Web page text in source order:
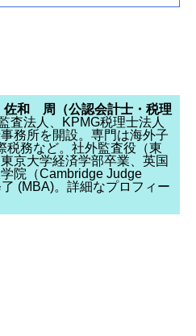
佐和 周（公認会計士・税理
査法人、KPMG税理士法人
務所を開設。専門は海外子
税務など。社外監査役（東
京大学経済学部卒業、英国
院（Cambridge Judge
(MBA)。詳細なプロフィー